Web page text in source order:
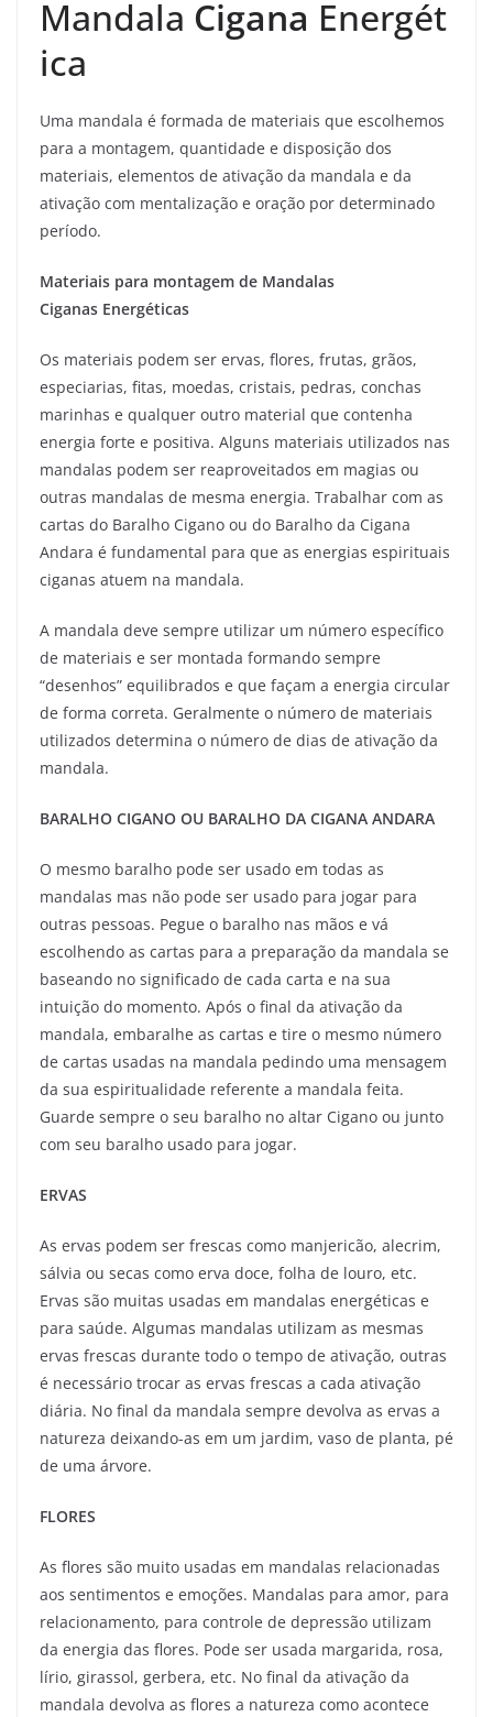
Mandala Cigana Energét
ica
Uma mandala é formada de materiais que escolhemos
para a montagem, quantidade e disposição dos
materiais, elementos de ativação da mandala e da
ativação com mentalização e oração por determinado
período.
Materiais para montagem de Mandalas
Ciganas Energéticas
Os materiais podem ser ervas, flores, frutas, grãos,
especiarias, fitas, moedas, cristais, pedras, conchas
marinhas e qualquer outro material que contenha
energia forte e positiva. Alguns materiais utilizados nas
mandalas podem ser reaproveitados em magias ou
outras mandalas de mesma energia. Trabalhar com as
cartas do Baralho Cigano ou do Baralho da Cigana
Andara é fundamental para que as energias espirituais
ciganas atuem na mandala.
A mandala deve sempre utilizar um número específico
de materiais e ser montada formando sempre
“desenhos” equilibrados e que façam a energia circular
de forma correta. Geralmente o número de materiais
utilizados determina o número de dias de ativação da
mandala.
BARALHO CIGANO OU BARALHO DA CIGANA ANDARA
O mesmo baralho pode ser usado em todas as
mandalas mas não pode ser usado para jogar para
outras pessoas. Pegue o baralho nas mãos e vá
escolhendo as cartas para a preparação da mandala se
baseando no significado de cada carta e na sua
intuição do momento. Após o final da ativação da
mandala, embaralhe as cartas e tire o mesmo número
de cartas usadas na mandala pedindo uma mensagem
da sua espiritualidade referente a mandala feita.
Guarde sempre o seu baralho no altar Cigano ou junto
com seu baralho usado para jogar.
ERVAS
As ervas podem ser frescas como manjericão, alecrim,
sálvia ou secas como erva doce, folha de louro, etc.
Ervas são muitas usadas em mandalas energéticas e
para saúde. Algumas mandalas utilizam as mesmas
ervas frescas durante todo o tempo de ativação, outras
é necessário trocar as ervas frescas a cada ativação
diária. No final da mandala sempre devolva as ervas a
natureza deixando-as em um jardim, vaso de planta, pé
de uma árvore.
FLORES
As flores são muito usadas em mandalas relacionadas
aos sentimentos e emoções. Mandalas para amor, para
relacionamento, para controle de depressão utilizam
da energia das flores. Pode ser usada margarida, rosa,
lírio, girassol, gerbera, etc. No final da ativação da
mandala devolva as flores a natureza como acontece